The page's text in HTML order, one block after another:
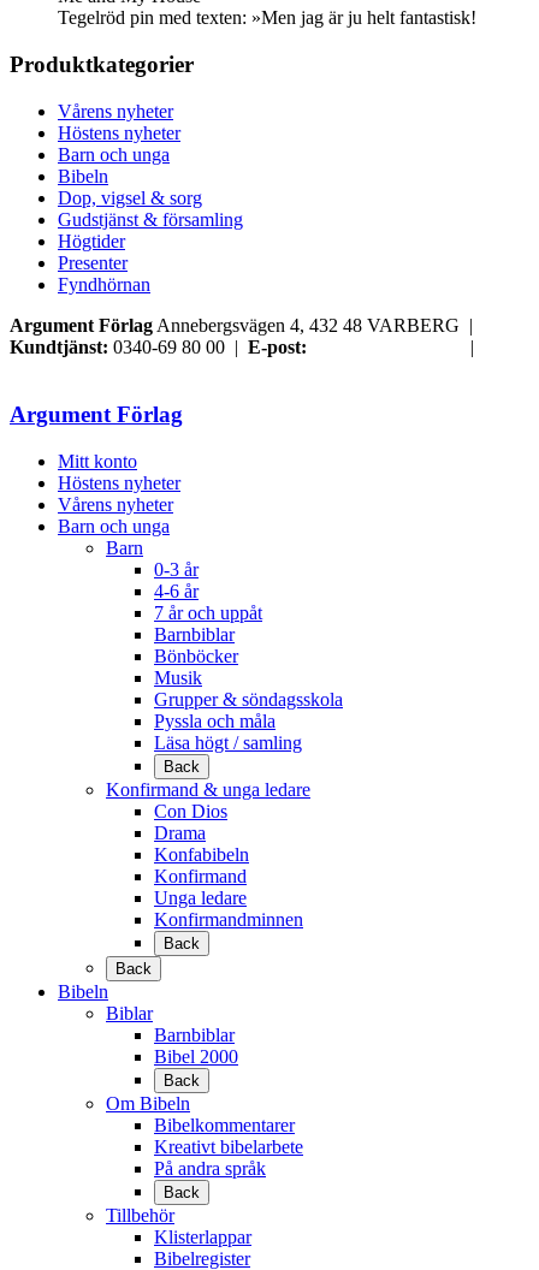
Tegelröd pin med texten: »Men jag är ju helt fantastisk!
Produktkategorier
Vårens nyheter
Höstens nyheter
Barn och unga
Bibeln
Dop, vigsel & sorg
Gudstjänst & församling
Högtider
Presenter
Fyndhörnan
Argument Förlag Annebergsvägen 4, 432 48 VARBERG |
Kundtjänst: 0340-69 80 00 | E-post:
|
Argument Förlag
Mitt konto
Höstens nyheter
Vårens nyheter
Barn och unga
Barn
0-3 år
4-6 år
7 år och uppåt
Barnbiblar
Bönböcker
Musik
Grupper & söndagsskola
Pyssla och måla
Läsa högt / samling
Back
Konfirmand & unga ledare
Con Dios
Drama
Konfabibeln
Konfirmand
Unga ledare
Konfirmandminnen
Back
Back
Bibeln
Biblar
Barnbiblar
Bibel 2000
Back
Om Bibeln
Bibelkommentarer
Kreativt bibelarbete
På andra språk
Back
Tillbehör
Klisterlappar
Bibelregister